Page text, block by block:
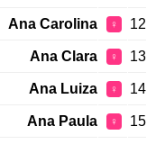
12
♀
Ana Carolina
13
♀
Ana Clara
14
♀
Ana Luiza
15
♀
Ana Paula